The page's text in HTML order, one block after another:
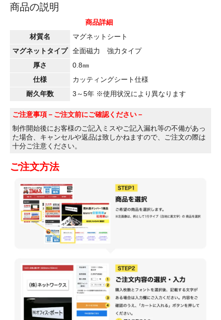
商品の説明
商品詳細
材質名
マグネットシート
マグネットタイプ
全面磁力 強力タイプ
厚さ
0.8㎜
仕様
カッティングシート仕様
耐久年数
3～5年 ※使用状況により異なります
ご注意事項 －ご注文前にご確認ください－
制作開始後にお客様のご記入ミスやご記入漏れ等の不備があっ
た場合、キャンセルや返品は致しかねますので、ご注文の際は
十分ご注意ください。
ご注文方法